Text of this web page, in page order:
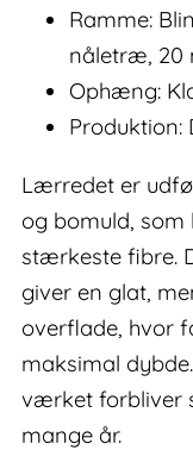
Ramme:
nåletræ, 20
Ophæng:
Lærredet er
og bomuld,
stærkeste fibre.
giver en glat,
overflade, hvor
maksimal
værket forbliver
mange år.